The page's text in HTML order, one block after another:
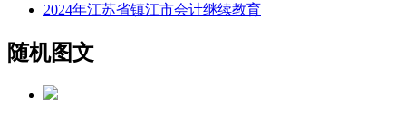
2024年江苏省镇江市会计继续教育
随机图文